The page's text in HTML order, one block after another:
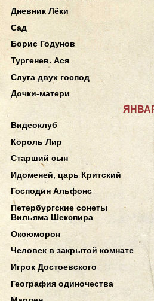
Дневник Лёки
Сад
Борис Годунов
Тургенев. Ася
Слуга двух господ
Дочки-матери
Видеоклуб
Король Лир
Старший сын
Идоменей, царь Критский
Господин Альфонс
Петербургские сонеты
Вильяма Шекспира
Оксюморон
Человек в закрытой комнате
Игрок Достоевского
География одиночества